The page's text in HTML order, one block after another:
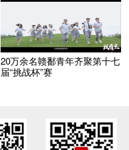
20万余名赣鄱青年齐聚第十七
届“挑战杯”赛